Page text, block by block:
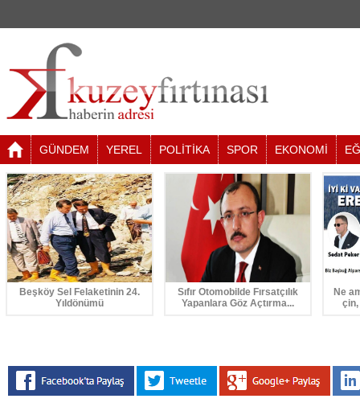
GÜNDEM YEREL POLİTİKA SPOR EKONOMİ
Beşköy Sel Felaketinin 24.
Yıldönümü
Sıfır Otomobilde Fırsatçılık
Yapanlara Göz Açtırma...
Ne